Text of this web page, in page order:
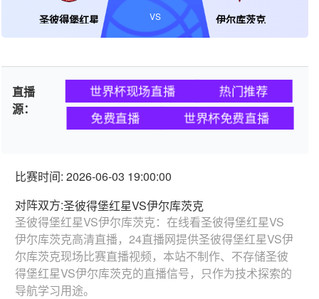
圣彼得堡红星 伊尔库茨克
VS
直播
源：
世界杯现场直播
热门推荐
免费直播
世界杯免费直播
比赛时间: 2026-06-03 19:00:00
对阵双方:圣彼得堡红星VS伊尔库茨克
圣彼得堡红星VS伊尔库茨克：在线看圣彼得堡红星VS
伊尔库茨克高清直播，24直播网提供圣彼得堡红星VS伊
尔库茨克现场比赛直播视频，本站不制作、不存储圣彼
得堡红星VS伊尔库茨克的直播信号，只作为技术探索的
导航学习用途。